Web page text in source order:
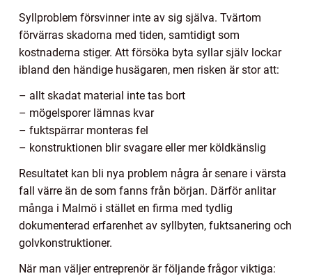
Syllproblem försvinner inte av sig själva. Tvärtom
förvärras skadorna med tiden, samtidigt som
kostnaderna stiger. Att försöka byta syllar själv lockar
ibland den händige husägaren, men risken är stor att:
– allt skadat material inte tas bort
– mögelsporer lämnas kvar
– fuktspärrar monteras fel
– konstruktionen blir svagare eller mer köldkänslig
Resultatet kan bli nya problem några år senare i värsta
fall värre än de som fanns från början. Därför anlitar
många i Malmö i stället en firma med tydlig
dokumenterad erfarenhet av syllbyten, fuktsanering och
golvkonstruktioner.
När man väljer entreprenör är följande frågor viktiga: